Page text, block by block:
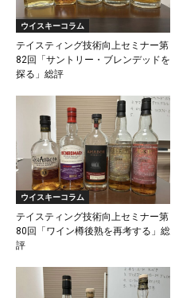
ウイスキーコラム
テイスティング技術向上セミナー第
82回「サントリー・ブレンデッドを
探る」総評
ウイスキーコラム
テイスティング技術向上セミナー第
80回「ワイン樽後熟を再考する」総
評